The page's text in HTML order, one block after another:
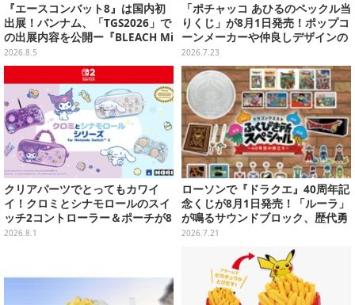
『エースコンバット8』は国内初
出展！バンナム、「TGS2026」で
の出展内容を公開ー『BLEACH Mi
rrors High』や『ONE PIECE 海
のごちそうレストラン』も遊べる
2026.8.5
「ポチャッコ あひるのペックル当
りくじ」が8月1日発売！ポップコ
ーンメーカーや仲良しデザインの
両面クッション、日常使いできる
雑貨など
2026.7.23
クリアパーツでとってもカワイ
イ！クロミとシナモロールのスイ
ッチ2コントローラー＆ポーチが8
月から順次発売
2026.8.1
ローソンで『ドラクエ』40周年記
念くじが8月1日発売！「ルーラ」
が鳴るサウンドブロック、歴代勇
者＆スライムのフィギュアなど、
シリーズを振り返る景品盛りだく
2026.7.21